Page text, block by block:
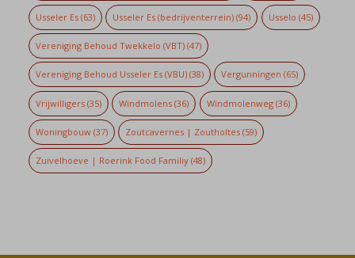
Usseler Es(63) Usseler Es (bedrijventerrein) (94) Usselo (45)
Vereniging Behoud Twekkelo (VBT)(47)
Vereniging Behoud Usseler Es (VBU)(38) Vergunningen (65)
Vrijwilligers(35) Windmolens (36) Windmolenweg(36)
Woningbouw(37) Zoutcavernes | Zoutholtes (59)
Zuivelhoeve | Roerink Food Familiy(48)